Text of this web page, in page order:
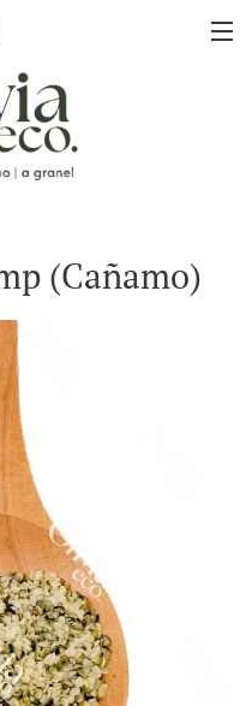
(Cañamo)